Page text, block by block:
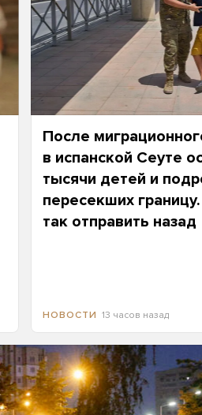
После
в испанской Сеуте
тысячи детей и
пересекших
так отправить назад
НОВОСТИ 13 часов назад